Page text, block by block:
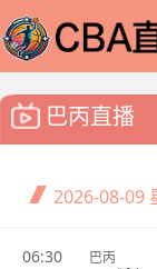
巴丙直播
2026-08-09
06:30 巴丙